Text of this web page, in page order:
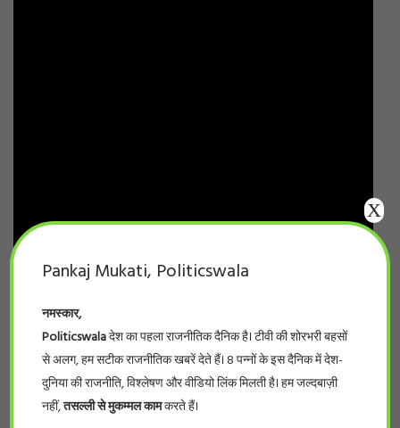
Pankaj Mukati, Politicswala
नमस्कार,
Politicswalaदेश का पहला राजनीतिक दैनिक है। टीवी की शोरभरी बहसों
से अलग, हम सटीक राजनीतिक खबरें देते हैं। 8 पन्नों के इस दैनिक में देश-
दुनिया की राजनीति, विश्लेषण और वीडियो लिंक मिलती है। हम जल्दबाज़ी
नहीं,तसल्ली से मुकम्मल कामकरते हैं।
X